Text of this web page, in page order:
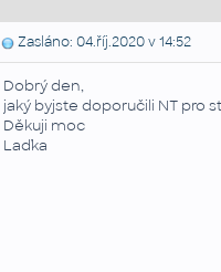
Zasláno: 04.říj.2020 v 14:52
Dobrý den,
jaký byjste doporučili NT pro
Děkuji moc
Laďka